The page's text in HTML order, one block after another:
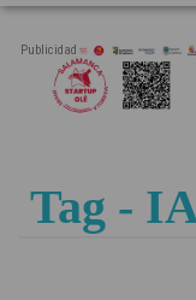
Publicidad
Tag -